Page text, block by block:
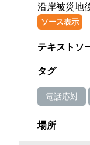
沿岸被災地
ソース表示
テキストソ
タグ
電話応対
場所